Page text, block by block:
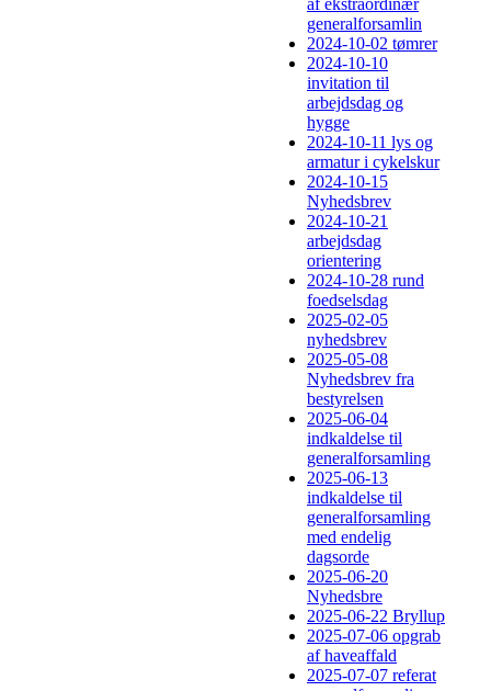
generalforsamlin
2024-10-02 tømrer
2024-10-10
invitation til
arbejdsdag og
hygge
2024-10-11 lys og
armatur i cykelskur
2024-10-15
Nyhedsbrev
2024-10-21
arbejdsdag
orientering
2024-10-28 rund
foedselsdag
2025-02-05
nyhedsbrev
2025-05-08
Nyhedsbrev fra
bestyrelsen
2025-06-04
indkaldelse til
generalforsamling
2025-06-13
indkaldelse til
generalforsamling
med endelig
dagsorde
2025-06-20
Nyhedsbre
2025-06-22 Bryllup
2025-07-06 opgrab
af haveaffald
2025-07-07 referat